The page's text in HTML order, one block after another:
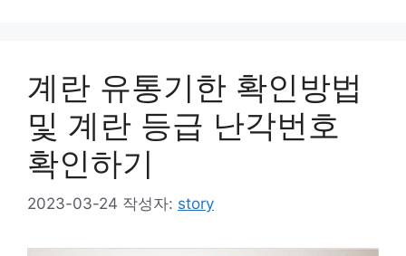
계란 유통기한 확인방법
및 계란 등급 난각번호
확인하기
2023-03-24 작성자: story